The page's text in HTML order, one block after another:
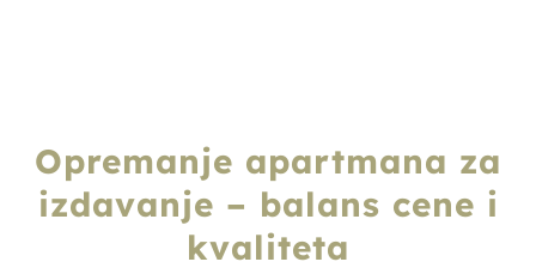
Opremanje apartmana za
izdavanje – balans cene i
kvaliteta